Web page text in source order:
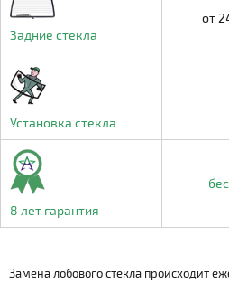
Задние стекла
от
Установка стекла
8 лет гарантия
Замена лобового стекла происходит